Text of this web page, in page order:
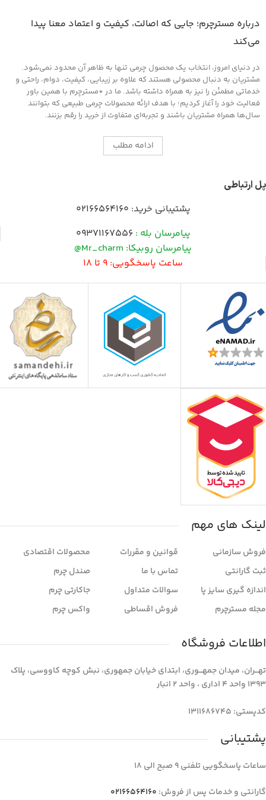
درباره مسترچرم؛ جایی که اصالت، کیفیت و اعتماد معنا پیدا
می‌کند
در دنیای امروز، انتخاب یک محصول چرمی تنها به ظاهر آن محدود نمی‌شود.
مشتریان به دنبال محصولی هستند که علاوه بر زیبایی، کیفیت، دوام، راحتی و
خدماتی مطمئن را نیز به همراه داشته باشد. ما در *مسترچرم با همین باور
فعالیت خود را آغاز کردیم؛ با هدف ارائه محصولات چرمی طبیعی که بتوانند
سال‌ها همراه مشتریان باشند و تجربه‌ای متفاوت از خرید را رقم بزنند.
ادامه مطلب
پل ارتباطی
پشتیبانی خرید: 02166564160
پیامرسان بله : 09371167556
پیامرسان روبیکا: Mr_charm@
ساعت پاسخگویی: 9 تا 18
لینک های مهم
فروش سازمانی
ثبت گارانتی
اندازه گیری سایز پا
مجله مسترچرم
قوانین و مقررات
تماس با ما
سوالات متداول
فروش اقساطی
محصولات اقتصادی
صندل چرم
جاکارتی چرم
واکس چرم
اطلاعات فروشگاه
تهـــران، میدان جمهـــوری، ابتدای خیابان جمهوری، نبش کوچه کاووسی، پلاک
1393 واحد 4 اداری ، واحد 2 انبار
کدپستی: 1311686745
پشتیبانی
ساعات پاسخگویی تلفنی 9 صبح الی 18
گارانتی و خدمات پس از فروش: 02166564160